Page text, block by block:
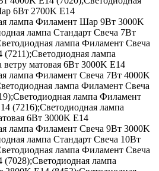
6Вт 2700K E14
лампа Филамент Шар 9Вт 3000K
лампа Стандарт Свеча 7Вт
лампа Филамент Свеча
лампа
матовая 6Вт 3000K E14
лампа Филамент Свеча 7Вт 4000K
лампа Филамент Свеча
лампа Филамент
(7216);Светодиодная лампа
6Вт 3000K E14
лампа Филамент Свеча 9Вт 3000K
лампа Стандарт Свеча 10Вт
лампа Филамент Свеча
лампа